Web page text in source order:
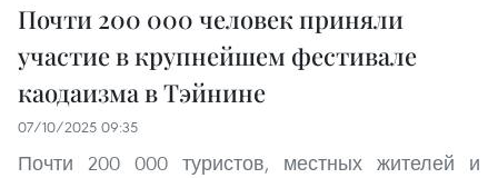
Почти 200 000 человек приняли
участие в крупнейшем фестивале
каодаизма в Тэйнине
07/10/2025 09:35
Почти 200 000 туристов, местных жителей и